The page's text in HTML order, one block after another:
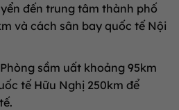
đến trung tâm thành phố
và cách sân bay quốc tế Nội
sầm uất khoảng 95km
tế Hữu Nghị 250km để